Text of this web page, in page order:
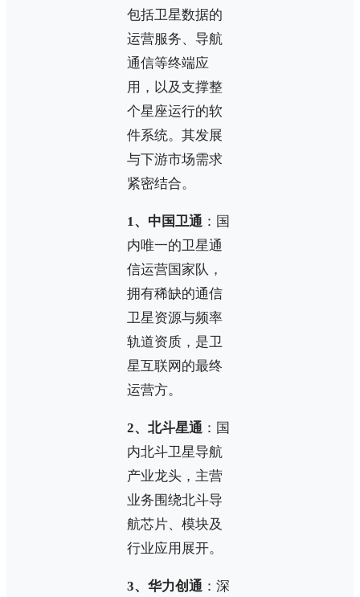
包括卫星数据的
运营服务、导航
通信等终端应
用，以及支撑整
个星座运行的软
件系统。其发展
与下游市场需求
紧密结合。
1、中国卫通 ：国
内唯一的卫星通
信运营国家队，
拥有稀缺的通信
卫星资源与频率
轨道资质，是卫
星互联网的最终
运营方。
2、北斗星通 ：国
内北斗卫星导航
产业龙头，主营
业务围绕北斗导
航芯片、模块及
行业应用展开。
3、华力创通 ：深